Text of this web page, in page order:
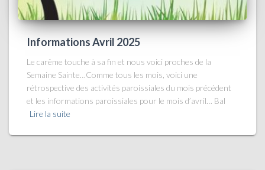
Informations Avril 2025
Le carême touche à sa fin et nous voici proches de la
Semaine Sainte…Comme tous les mois, voici une
rétrospective des activités paroissiales du mois précédent
et les informations paroissiales pour le mois d’avril… Bal
Lire la suite